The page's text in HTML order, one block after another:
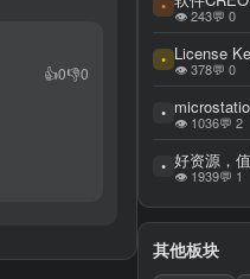
👍0👎0
• 👁 243💬 0
• License
👁 378💬 0
• 👁 1036💬 2
• 好资源，
👁 1939💬 1
其他板块